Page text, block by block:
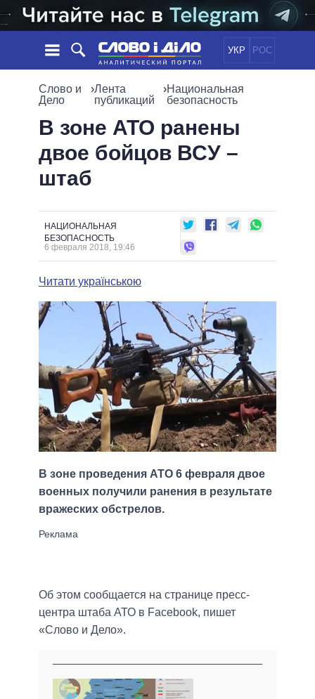
УКР РОС
НОВОСТИ
СТАТЬИ
МНЕНИЯ
ДАЙДЖЕСТЫ
ОБЩЕСТВО
ОБЕЩАНИЯ
ПОЛИТИКИ
ВСЕ ПОЛИТИКИ
ВЕРХОВНАЯ РАДА
КАБИНЕТ МИНИСТРОВ
ГЛАВЫ ОБЛАДМИНИСТРАЦИЙ
МЭРЫ
ВСЕ ПЕРСОНЫ
ВИДЕО
ПОДДЕРЖАТЬ
СРАВНЕНИЕ ПОЛИТИКОВ
Слово и
Дело
›Лента
публикаций
›Национальная
безопасность
В зоне АТО ранены
двое бойцов ВСУ –
штаб
НАЦИОНАЛЬНАЯ
БЕЗОПАСНОСТЬ
6 февраля 2018, 19:46
Читати українською
В зоне проведения АТО 6 февраля двое
военных получили ранения в результате
вражеских обстрелов.
Об этом сообщается на странице пресс-
центра штаба АТО в Facebook, пишет
«Слово и Дело».